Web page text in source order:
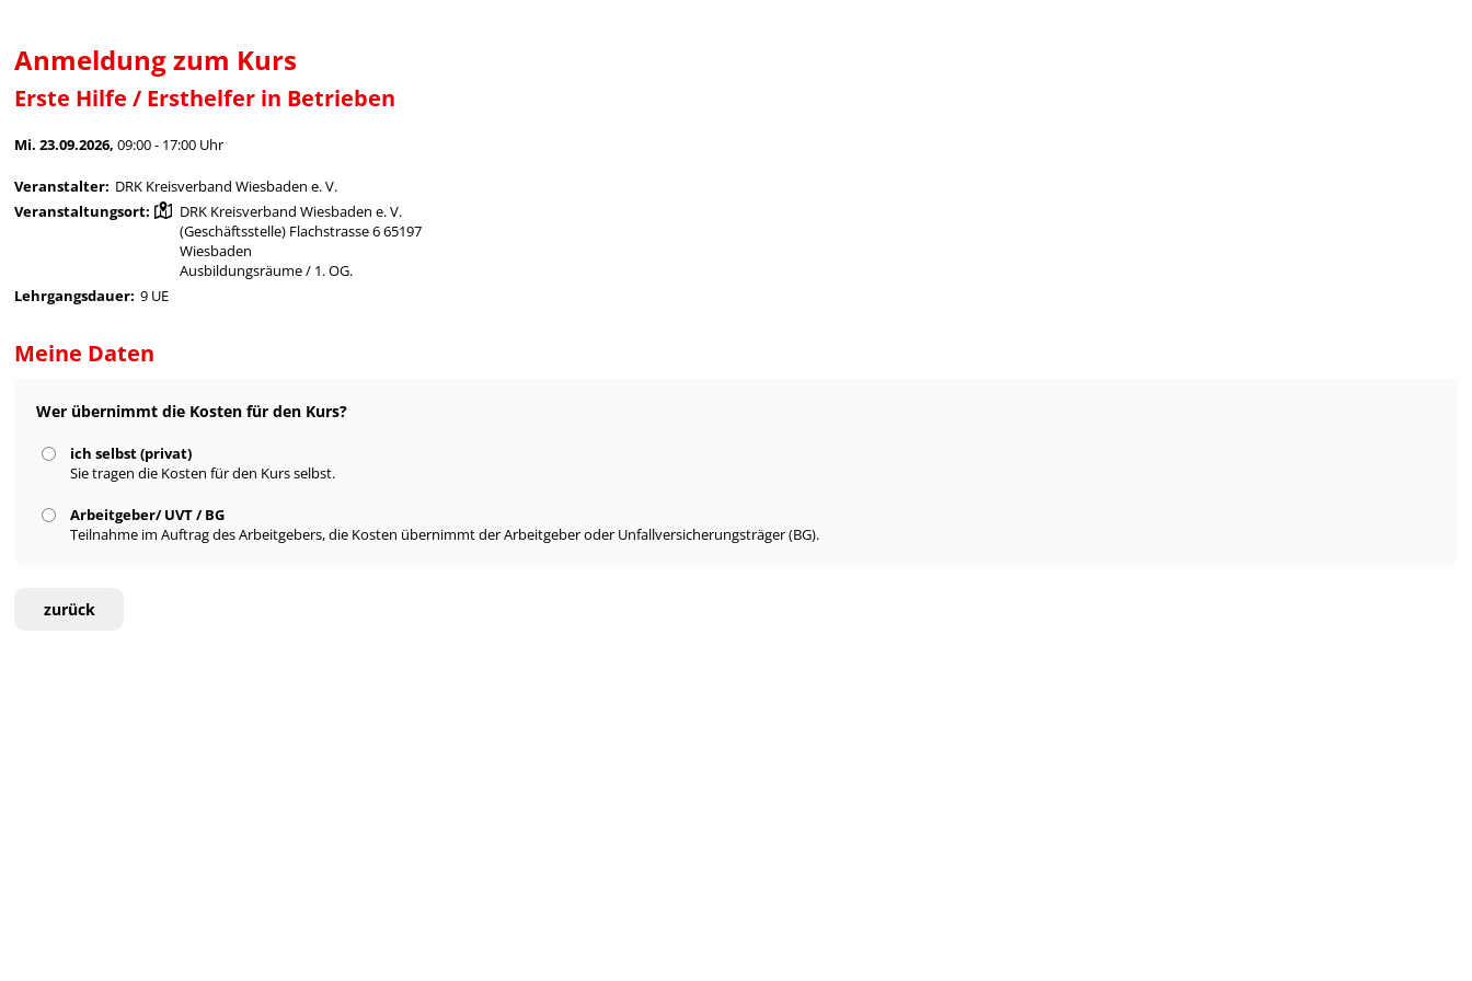
Anmeldung zum Kurs
Erste Hilfe / Ersthelfer in Betrieben
Mi. 23.09.2026,09:00 - 17:00 Uhr
Veranstalter: DRK Kreisverband Wiesbaden e. V.
Veranstaltungsort:
DRK Kreisverband Wiesbaden e. V.
(Geschäftsstelle) Flachstrasse 6 65197
Wiesbaden
Ausbildungsräume / 1. OG.
Lehrgangsdauer: 9 UE
Meine Daten
Wer übernimmt die Kosten für den Kurs?
ich selbst (privat)
Sie tragen die Kosten für den Kurs selbst.
Arbeitgeber/ UVT / BG
Teilnahme im Auftrag des Arbeitgebers, die Kosten übernimmt der Arbeitgeber oder Unfallversicherungsträger (BG).
zurück